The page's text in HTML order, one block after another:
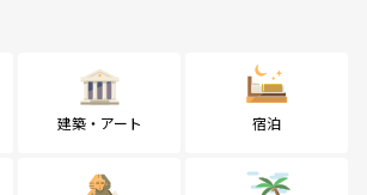
建築・アート 宿泊